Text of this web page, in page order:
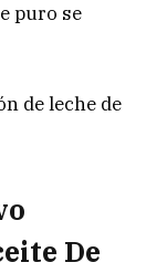
puro se
de leche de
De